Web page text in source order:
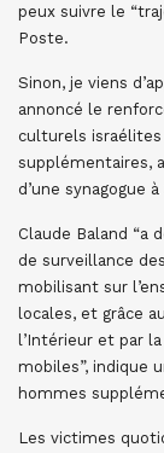
peux suivre le
Poste.
Sinon, je viens
annoncé le
culturels
supplémentaires,
d’une synagogue
Claude Baland “a
de surveillance
mobilisant sur
locales, et grâce
l’Intérieur et par
mobiles”, indique
hommes
Les victimes